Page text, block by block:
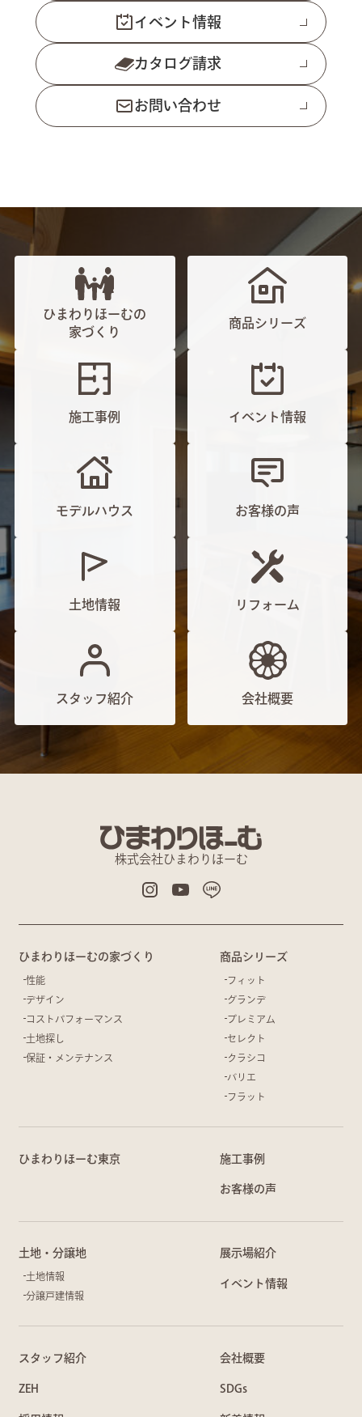
イベント情報
カタログ請求
お問い合わせ
ひまわりほーむの
家づくり
商品シリーズ
施工事例 イベント情報
モデルハウス お客様の声
土地情報 リフォーム
スタッフ紹介 会社概要
株式会社ひまわりほーむ
ひまわりほーむの家づくり
性能
デザイン
コストパフォーマンス
土地探し
保証・メンテナンス
商品シリーズ
フィット
グランデ
プレミアム
セレクト
クラシコ
バリエ
フラット
ひまわりほーむ東京 施工事例
お客様の声
土地・分譲地
土地情報
分譲戸建情報
展示場紹介
イベント情報
スタッフ紹介 会社概要
ZEH SDGs